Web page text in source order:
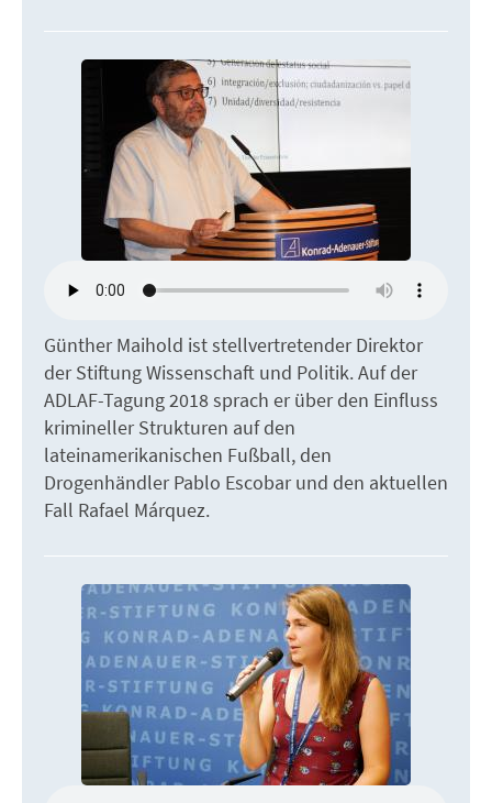
Günther Maihold ist stellvertretender Direktor
der Stiftung Wissenschaft und Politik. Auf der
ADLAF-Tagung 2018 sprach er über den Einfluss
krimineller Strukturen auf den
lateinamerikanischen Fußball, den
Drogenhändler Pablo Escobar und den aktuellen
Fall Rafael Márquez.